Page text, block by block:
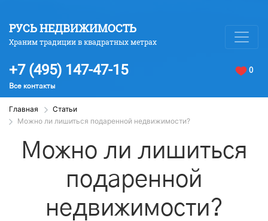
РУСЬ НЕДВИЖИМОСТЬ
Храним традиции в квадратных метрах
+7 (495) 147-47-15
Все контакты
0
Главная
Статьи
Можно ли лишиться подаренной недвижимости?
Можно ли лишиться
подаренной
недвижимости?